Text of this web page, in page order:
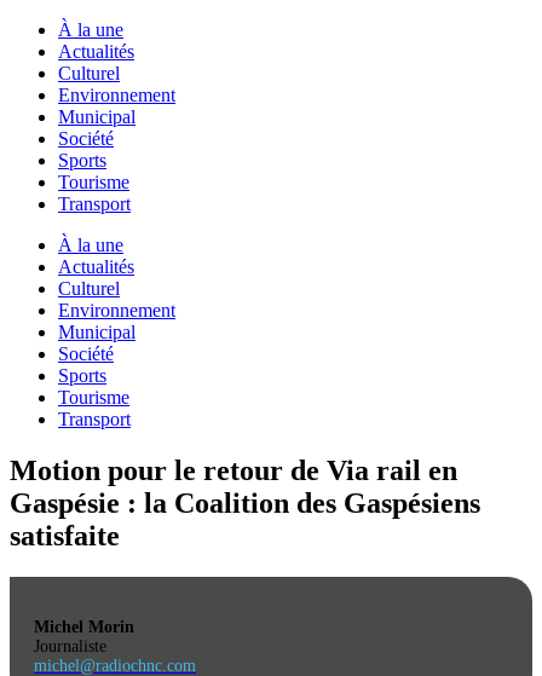
À la une
Actualités
Culturel
Environnement
Municipal
Société
Sports
Tourisme
Transport
À la une
Actualités
Culturel
Environnement
Municipal
Société
Sports
Tourisme
Transport
Motion pour le retour de Via rail en
Gaspésie : la Coalition des Gaspésiens
satisfaite
Michel Morin
Journaliste
michel@radiochnc.com